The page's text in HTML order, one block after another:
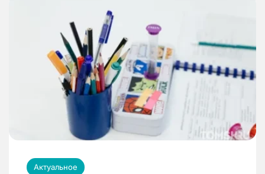
Актуальное